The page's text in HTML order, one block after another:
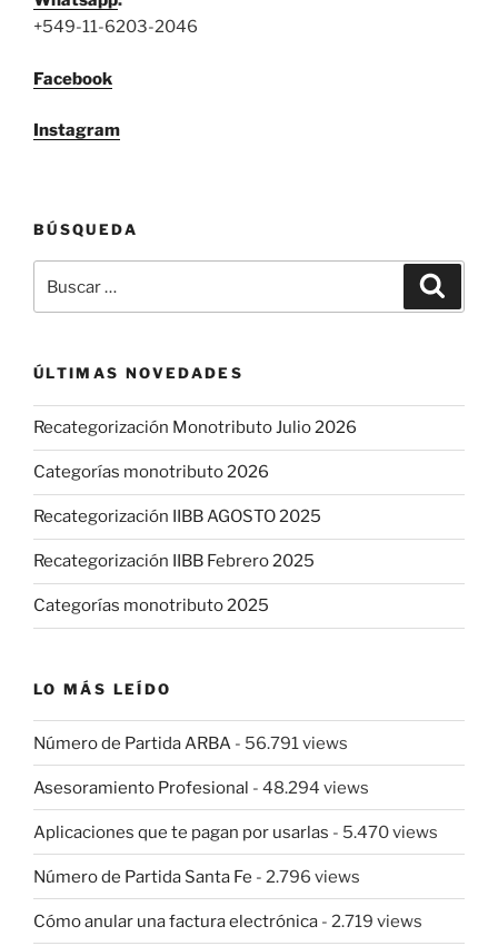
+549-11-6203-2046
Facebook
Instagram
BÚSQUEDA
por:
ÚLTIMAS NOVEDADES
Recategorización Monotributo Julio 2026
Categorías monotributo 2026
Recategorización IIBB AGOSTO 2025
Recategorización IIBB Febrero 2025
Categorías monotributo 2025
LO MÁS LEÍDO
Número de Partida ARBA - 56.791 views
Asesoramiento Profesional - 48.294 views
Aplicaciones que te pagan por usarlas - 5.470 views
Número de Partida Santa Fe - 2.796 views
Cómo anular una factura electrónica - 2.719 views